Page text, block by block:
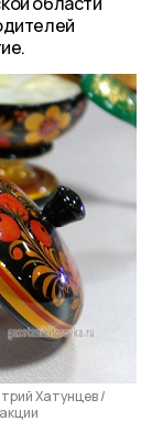
Хатунцев /